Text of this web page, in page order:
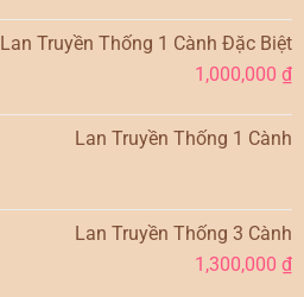
Lan Truyền Thống 1 Cành Đặc Biệt
1,000,000₫
Lan Truyền Thống 1 Cành
Lan Truyền Thống 3 Cành
1,300,000₫